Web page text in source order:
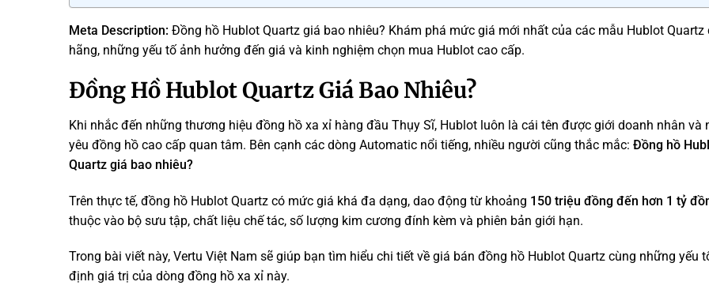
Meta Description: Đồng hồ Hublot Quartz giá bao nhiêu? Khám phá mức giá mới nhất của các mẫu Hublot Quartz
hãng, những yếu tố ảnh hưởng đến giá và kinh nghiệm chọn mua Hublot cao cấp.
Đồng Hồ Hublot Quartz Giá Bao Nhiêu?
Khi nhắc đến những thương hiệu đồng hồ xa xỉ hàng đầu Thụy Sĩ, Hublot luôn là cái tên được giới doanh nhân và
yêu đồng hồ cao cấp quan tâm. Bên cạnh các dòng Automatic nổi tiếng, nhiều người cũng thắc mắc: Đồng hồ
Quartz giá bao nhiêu?
Trên thực tế, đồng hồ Hublot Quartz có mức giá khá đa dạng, dao động từ khoảng 150 triệu đồng đến hơn 1 tỷ
thuộc vào bộ sưu tập, chất liệu chế tác, số lượng kim cương đính kèm và phiên bản giới hạn.
Trong bài viết này, Vertu Việt Nam sẽ giúp bạn tìm hiểu chi tiết về giá bán đồng hồ Hublot Quartz cùng những yếu
định giá trị của dòng đồng hồ xa xỉ này.